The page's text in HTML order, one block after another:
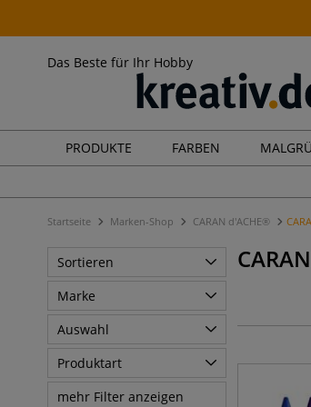
Das Beste für Ihr Hobby
PRODUKTE FARBEN
Startseite Marken-Shop CARAN d'ACHE®
Sortieren
Marke
Auswahl
Produktart
mehr Filter anzeigen